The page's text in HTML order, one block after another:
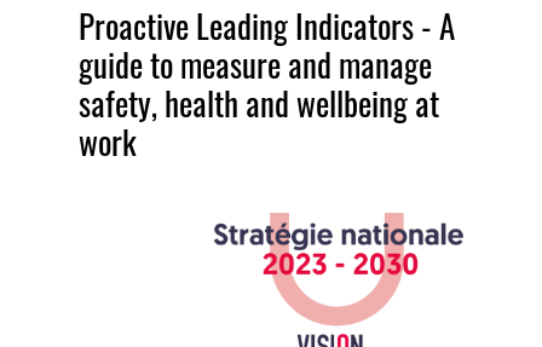
Proactive Leading Indicators - A
guide to measure and manage
safety, health and wellbeing at
work